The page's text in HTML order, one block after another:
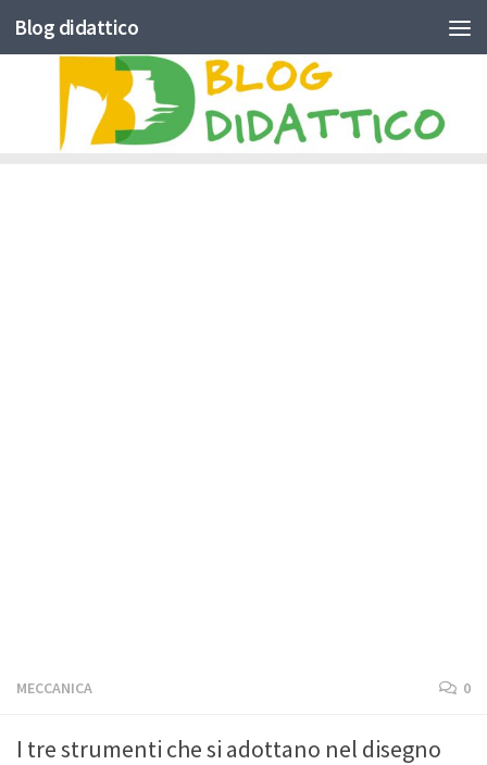
Skip to content
Blog didattico
MECCANICA 0
I tre strumenti che si adottano nel disegno